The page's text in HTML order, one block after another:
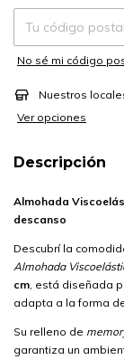
No sé mi código
Nuestros
Ver opciones
Descripción
Almohada
descanso
Descubrí la
Almohada
cm, está diseñada
adapta a la forma
Su relleno de
garantiza un